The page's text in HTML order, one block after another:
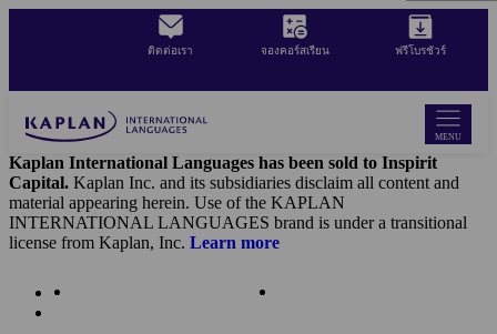
ติดต่อเรา จองคอร์สเรียน ฟรีโบรชัวร์
MENU
Kaplan International Languages has been sold to Inspirit
Capital. Kaplan Inc. and its subsidiaries disclaim all content and
material appearing herein. Use of the KAPLAN
INTERNATIONAL LANGUAGES brand is under a transitional
license from Kaplan, Inc. Learn more
คำถามที่พบบ่อยและการสนับสนุน